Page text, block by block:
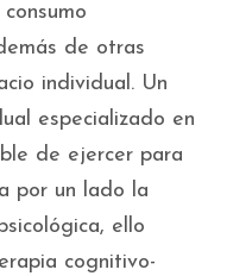
consumo
de otras
individual. Un
especializado en
de ejercer para
por un lado la
ello
cognitivo-